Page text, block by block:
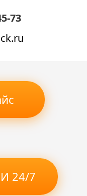
73
24/7